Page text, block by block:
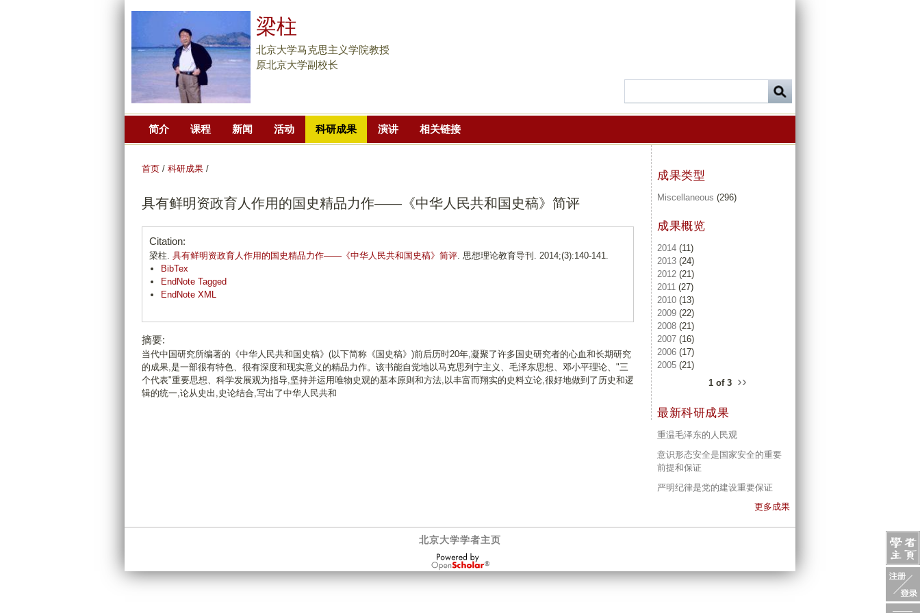
主
分
梁柱
北京大学马克思主义学院教授
原北京大学副校长
简介 课程 新闻 活动 科研成果 演讲 相关链接
首页 / 科研成果 /
具有鲜明资政育人作用的国史精品力作——《中华人民共和国史稿》简评
Citation:
梁柱. 具有鲜明资政育人作用的国史精品力作——《中华人民共和国史稿》简评. 思想理论教育导刊. 2014;(3):140-141.
BibTex
EndNote Tagged
EndNote XML
摘要:
当代中国研究所编著的《中华人民共和国史稿》(以下简称《国史稿》)前后历时20年,凝聚了许多国史研究者的心血和长期研究
的成果,是一部很有特色、很有深度和现实意义的精品力作。该书能自觉地以马克思列宁主义、毛泽东思想、邓小平理论、"三
个代表"重要思想、科学发展观为指导,坚持并运用唯物史观的基本原则和方法,以丰富而翔实的史料立论,很好地做到了历史和逻
辑的统一,论从史出,史论结合,写出了中华人民共和
成果类型
Miscellaneous (296)
成果概览
2014 (11)
2013 (24)
2012 (21)
2011 (27)
2010 (13)
2009 (22)
2008 (21)
2007 (16)
2006 (17)
2005 (21)
1 of 3 ››
最新科研成果
重温毛泽东的人民观
意识形态安全是国家安全的重要
前提和保证
严明纪律是党的建设重要保证
更多成果
北京大学学者主页
OpenScholar